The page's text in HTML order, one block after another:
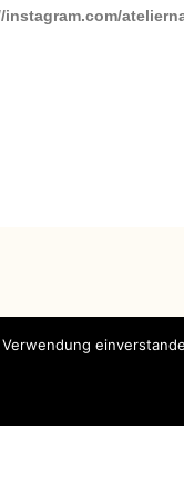
instagram.com/